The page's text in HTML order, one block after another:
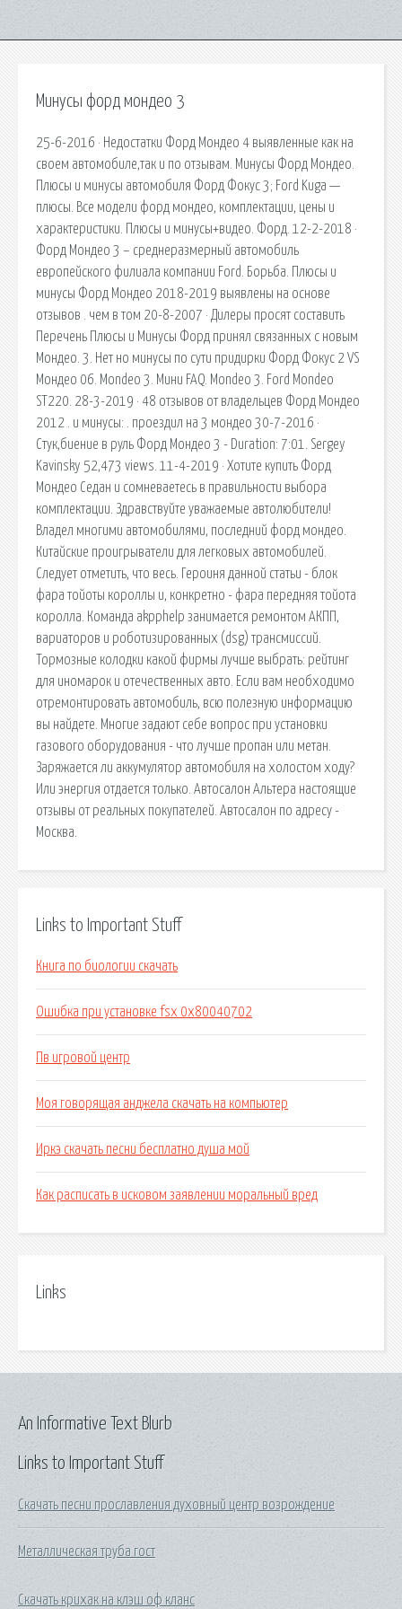
Минусы форд мондео 3
25-6-2016 · Недостатки Форд Мондео 4 выявленные как на
своем автомобиле,так и по отзывам. Минусы Форд Мондео.
Плюсы и минусы автомобиля Форд Фокус 3; Ford Kuga —
плюсы. Все модели форд мондео, комплектации, цены и
характеристики. Плюсы и минусы+видео. Форд. 12-2-2018 ·
Форд Мондео 3 – среднеразмерный автомобиль
европейского филиала компании Ford. Борьба. Плюсы и
минусы Форд Мондео 2018-2019 выявлены на основе
отзывов . чем в том 20-8-2007 · Дилеры просят составить
Перечень Плюсы и Минусы Форд принял связанных с новым
Мондео. 3. Нет но минусы по сути придирки Форд Фокус 2 VS
Мондео 06. Mondeo 3. Мини FAQ. Mondeo 3. Ford Mondeo
ST220. 28-3-2019 · 48 отзывов от владельцев Форд Мондео
2012 . и минусы: . проездил на 3 мондео 30-7-2016 ·
Стук,биение в руль Форд Мондео 3 - Duration: 7:01. Sergey
Kavinsky 52,473 views. 11-4-2019 · Хотите купить Форд
Мондео Седан и сомневаетесь в правильности выбора
комплектации. Здравствуйте уважаемые автолюбители!
Владел многими автомобилями, последний форд мондео.
Китайские проигрыватели для легковых автомобилей.
Следует отметить, что весь. Героиня данной статьи - блок
фара тойоты короллы и, конкретно - фара передняя тойота
королла. Команда akpphelp занимается ремонтом АКПП,
вариаторов и роботизированных (dsg) трансмиссий.
Тормозные колодки какой фирмы лучше выбрать: рейтинг
для иномарок и отечественных авто. Если вам необходимо
отремонтировать автомобиль, всю полезную информацию
вы найдете. Многие задают себе вопрос при установки
газового оборудования - что лучше пропан или метан.
Заряжается ли аккумулятор автомобиля на холостом ходу?
Или энергия отдается только. Автосалон Альтера настоящие
отзывы от реальных покупателей. Автосалон по адресу -
Москва.
Links to Important Stuff
Книга по биологии скачать
Ошибка при установке fsx 0x80040702
Пв игровой центр
Моя говорящая анджела скачать на компьютер
Иркэ скачать песни бесплатно душа мой
Как расписать в исковом заявлении моральный вред
Links
Links to Important Stuff
Скачать песни прославления духовный центр возрождение
Металлическая труба гост
Скачать крихак на клэш оф кланс
An Informative Text Blurb